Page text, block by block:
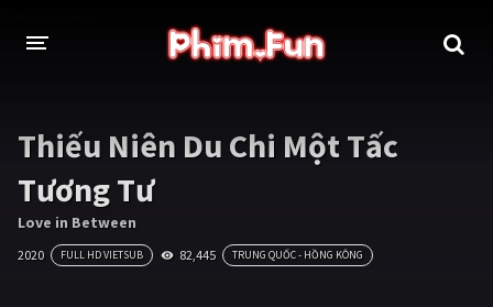
THỂ LOẠI
Thần thoại - Cổ trang
Tâm lý
Võ thuật - Kiếm hiệp Nhạc kịch
Thiếu Niên Du Chi Một Tấc
Tương Tư
Love in Between
2020 FULL HD VIETSUB 82,445 TRUNG QUỐC - HỒNG KÔNG